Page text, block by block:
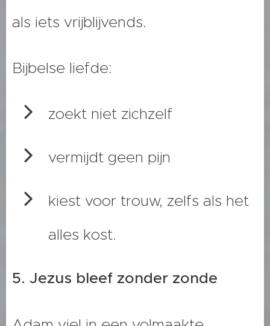
als iets vrijblijvends.
Bijbelse liefde:
zoekt niet zichzelf
vermijdt geen pijn
kiest voor trouw, zelfs als het
alles kost.
5. Jezus bleef zonder zonde